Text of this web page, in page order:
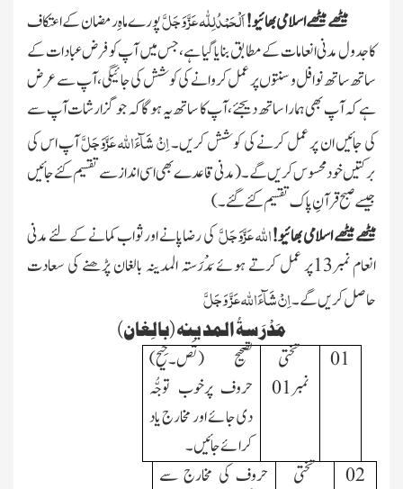
میٹھے میٹھے اسلامی بھائیو!اَلْحَمْدُلِلّٰہعَزَّ وَجَلَّپورے ماہِ رمضان کے اعتکاف
کا جدول مدنی انعامات کے مطابق بنایا گیا ہے،جس میں آپ کوفرض عبادات کے
ساتھ ساتھ نوافل و سنتوں پر عمل کروانے کی کوشش کی جائیگی،آپ سے عرض
ہے کہ آپ بھی ہمارا ساتھ دیجئے،آپ کا ساتھ یہ ہو گا کہ جوگزارشات آپ سے
کی جائیں ان پر عمل کرنے کی کوشش کریں۔اِنْ شَآءَاللہعَزَّوَجَلَّآپ اس کی
برکتیں خود محسوس کریں گے۔ (مدنی قاعدے بھی اسی انداز سے تقسیم کئے جائیں
جیسے صبح قرآنِ پاک تقسیم کئے گئے۔)
میٹھے میٹھے اسلامی بھائیو!اللہعَزَّوَجَلَّکی رضاپانے اور ثواب کمانے کے لئے مدنی
انعام نمبر13پر عمل کرتے ہوئے مَدْرَستہ المدینہ بالغان پڑھنے کی سعادت
حاصل کریں گے۔اِنْ شَآءَاللہعَزَّ وَجَلَّ
مَدْرَسۃُ المد ینہ (بالِغان)
01
تختی
نمبر01
تصحیح (تَص۔حِیح)
حروف پرخوب توجُّہ
دی جائے اورمخارج یاد
کرائے جائیں۔
02
تختی حروف کی مخارج سے